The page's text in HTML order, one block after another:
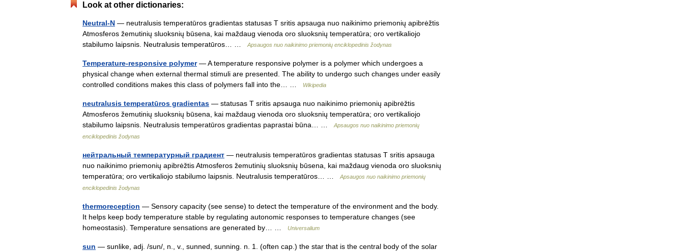
Look at other dictionaries:
Neutral-N — neutralusis temperatūros gradientas statusas T sritis apsauga nuo naikinimo priemonių apibrėžtis
Atmosferos žemutinių sluoksnių būsena, kai maždaug vienoda oro sluoksnių temperatūra; oro vertikaliojo
stabilumo laipsnis. Neutralusis temperatūros… …
Apsaugos nuo naikinimo priemonių enciklopedinis žodynas
Temperature-responsive polymer— A temperature responsive polymer is a polymer which undergoes a
physical change when external thermal stimuli are presented. The ability to undergo such changes under easily
controlled conditions makes this class of polymers fall into the… …
Wikipedia
neutralusis temperatūros gradientas — statusas T sritis apsauga nuo naikinimo priemonių apibrėžtis
Atmosferos žemutinių sluoksnių būsena, kai maždaug vienoda oro sluoksnių temperatūra; oro vertikaliojo
stabilumo laipsnis. Neutralusis temperatūros gradientas paprastai būna… …
Apsaugos nuo naikinimo priemonių
enciklopedinis žodynas
нейтральный температурный градиент — neutralusis temperatūros gradientas statusas T sritis apsauga
nuo naikinimo priemonių apibrėžtis Atmosferos žemutinių sluoksnių būsena, kai maždaug vienoda oro sluoksnių
temperatūra; oro vertikaliojo stabilumo laipsnis. Neutralusis temperatūros… …
Apsaugos nuo naikinimo priemonių
enciklopedinis žodynas
thermoreception — Sensory capacity (see sense) to detect the temperature of the environment and the body.
It helps keep body temperature stable by regulating autonomic responses to temperature changes (see
homeostasis). Temperature sensations are generated by… …
Universalium
sun — sunlike, adj. /sun/, n., v., sunned, sunning. n. 1. (often cap.) the star that is the central body of the solar